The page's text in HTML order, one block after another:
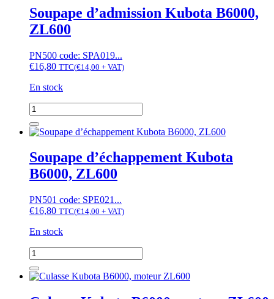
joints
ZL600
Soupape d’admission Kubota B6000,
ZL600
PN500 code: SPA019...
€16,80 TTC(€14,00 + VAT)
En stock
quantité
de
Soupape
d’admission
Kubota
B6000,
ZL600
Soupape d’échappement Kubota
B6000, ZL600
PN501 code: SPE021...
€16,80 TTC(€14,00 + VAT)
En stock
quantité
de
Soupape
Kubota